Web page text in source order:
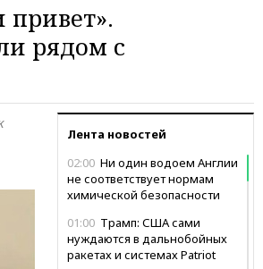
рядом с
Лента новостей
02:00 Ни один водоем Англии
не соответствует нормам
химической безопасности
01:00 Трамп: США сами
нуждаются в дальнобойных
ракетах и системах Patriot